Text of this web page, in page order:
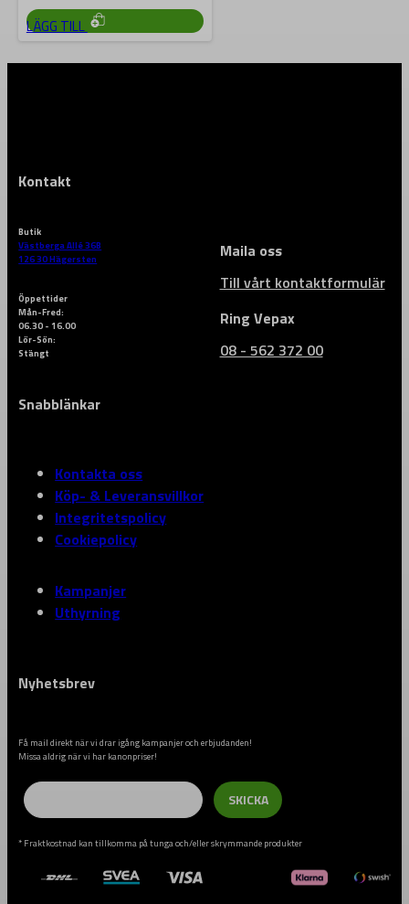
LÄGG TILL
Kontakt
Butik
Västberga Allé 36B
126 30 Hägersten
Maila oss
Till vårt kontaktformulär
Öppettider
Mån-Fred:
06.30 - 16.00
Lör-Sön:
Stängt
Ring Vepax
08 - 562 372 00
Snabblänkar
Kontakta oss
Köp- & Leveransvillkor
Integritetspolicy
Cookiepolicy
Kampanjer
Uthyrning
Nyhetsbrev
Få mail direkt när vi drar igång kampanjer och erbjudanden!
Missa aldrig när vi har kanonpriser!
Email
SKICKA
* Fraktkostnad kan tillkomma på tunga och/eller skrymmande produkter